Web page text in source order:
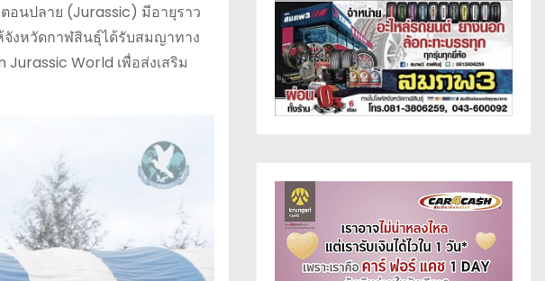
อนปลาย (Jurassic) มีอายุราว
จังหวัดกาฬสินธุ์ได้รับสมญาทาง
Jurassic World เพื่อส่งเสริม